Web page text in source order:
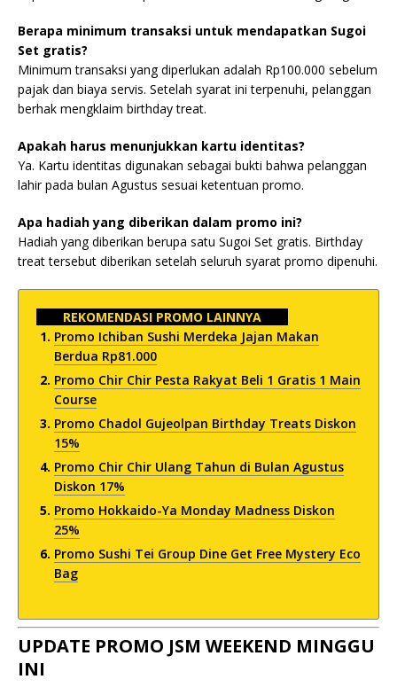
Berapa minimum transaksi untuk mendapatkan Sugoi
Set gratis?
Minimum transaksi yang diperlukan adalah Rp100.000 sebelum
pajak dan biaya servis. Setelah syarat ini terpenuhi, pelanggan
berhak mengklaim birthday treat.
Apakah harus menunjukkan kartu identitas?
Ya. Kartu identitas digunakan sebagai bukti bahwa pelanggan
lahir pada bulan Agustus sesuai ketentuan promo.
Apa hadiah yang diberikan dalam promo ini?
Hadiah yang diberikan berupa satu Sugoi Set gratis. Birthday
treat tersebut diberikan setelah seluruh syarat promo dipenuhi.
REKOMENDASI PROMO LAINNYA
Promo Ichiban Sushi Merdeka Jajan Makan
Berdua Rp81.000
Promo Chir Chir Pesta Rakyat Beli 1 Gratis 1 Main
Course
Promo Chadol Gujeolpan Birthday Treats Diskon
15%
Promo Chir Chir Ulang Tahun di Bulan Agustus
Diskon 17%
Promo Hokkaido-Ya Monday Madness Diskon
25%
Promo Sushi Tei Group Dine Get Free Mystery Eco
Bag
UPDATE PROMO JSM WEEKEND MINGGU
INI